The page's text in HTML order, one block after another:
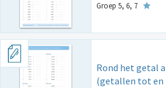
Groep 5, 6, 7
Rond het getal
(getallen tot en